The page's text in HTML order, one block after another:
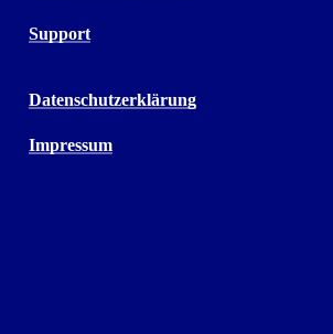
Support
Datenschutzerklärung
Impressum